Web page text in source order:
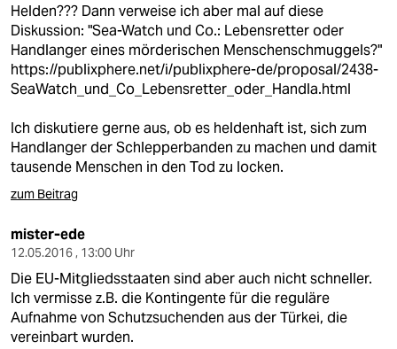
Helden??? Dann verweise ich aber mal auf diese
Diskussion: "Sea-Watch und Co.: Lebensretter oder
Handlanger eines mörderischen Menschenschmuggels?"
https://publixphere.net/i/publixphere-de/proposal/2438-
SeaWatch_und_Co_Lebensretter_oder_Handla.html
Ich diskutiere gerne aus, ob es heldenhaft ist, sich zum
Handlanger der Schlepperbanden zu machen und damit
tausende Menschen in den Tod zu locken.
zum Beitrag
mister-ede
12.05.2016 , 13:00 Uhr
Die EU-Mitgliedsstaaten sind aber auch nicht schneller.
Ich vermisse z.B. die Kontingente für die reguläre
Aufnahme von Schutzsuchenden aus der Türkei, die
vereinbart wurden.